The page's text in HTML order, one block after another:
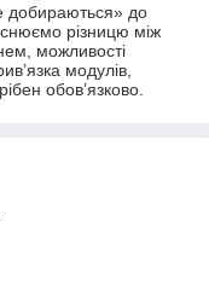
добираються» до
різницю між
можливості
модулів,
обов’язково.